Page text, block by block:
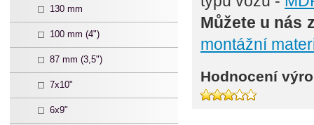
130 mm
100 mm (4")
87 mm (3,5")
7x10"
6x9"
Můžete u nás
montážní
Hodnocení